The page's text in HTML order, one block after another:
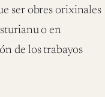
ser obres orixinales
o en
de los trabayos